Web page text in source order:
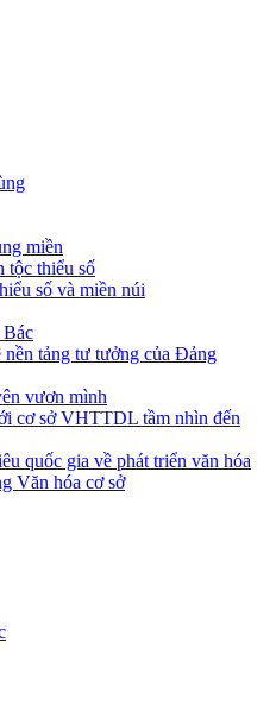
miền
tộc thiểu số
số và miền núi
Bác
tảng tư tưởng của Đảng
vươn mình
cơ sở VHTTDL tầm nhìn đến
quốc gia về phát triển văn hóa
Văn hóa cơ sở